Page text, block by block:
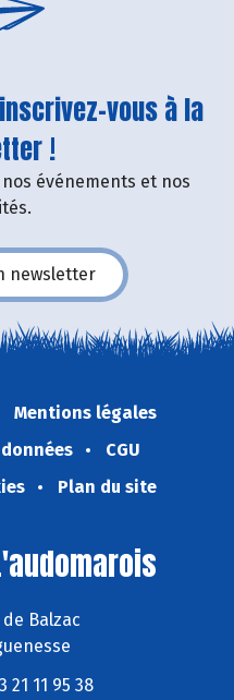
vous à la
!
événements et nos
newsletter
Mentions légales
CGU
Plan du site
Balzac
21 11 95 38